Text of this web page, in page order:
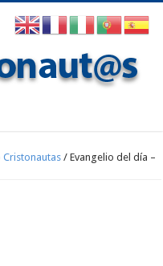
Cristonautas / Evangelio del día –